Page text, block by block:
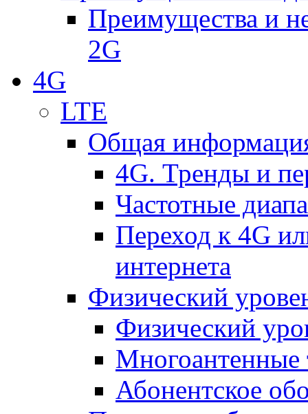
Преимущества и
2G
4G
LTE
Общая
4G. Тренды и
Частотные
Переход к 4G
интернета
Физический
Физический
Многоантенные
Абонентское